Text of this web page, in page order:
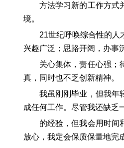
方法学习新的工作方式
境。
21世纪呼唤综合性的人才
兴趣广泛；思路开阔，办事
关心集体，责任心强；
真，同时也不乏创新精神。
我虽刚刚毕业，但我年
成任何工作。尽管我还缺乏
的经验，但我会用时间
放心，我定会保质保量地完